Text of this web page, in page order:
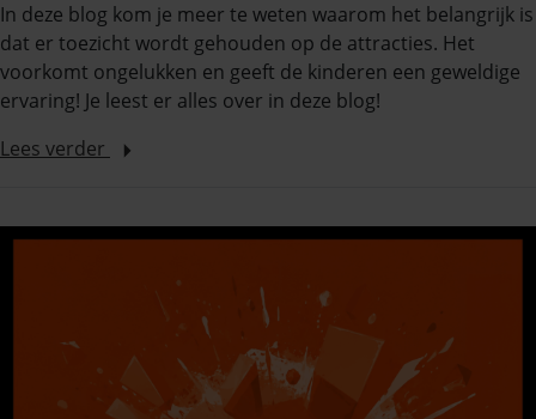
In deze blog kom je meer te weten waarom het belangrijk is
dat er toezicht wordt gehouden op de attracties. Het
voorkomt ongelukken en geeft de kinderen een geweldige
ervaring! Je leest er alles over in deze blog!
Lees verder